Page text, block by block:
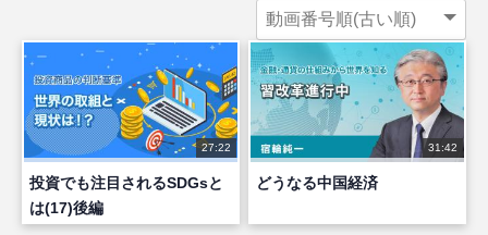
27:22
投資でも注目されるSDGsと
は(17)後編
31:42
どうなる中国経済